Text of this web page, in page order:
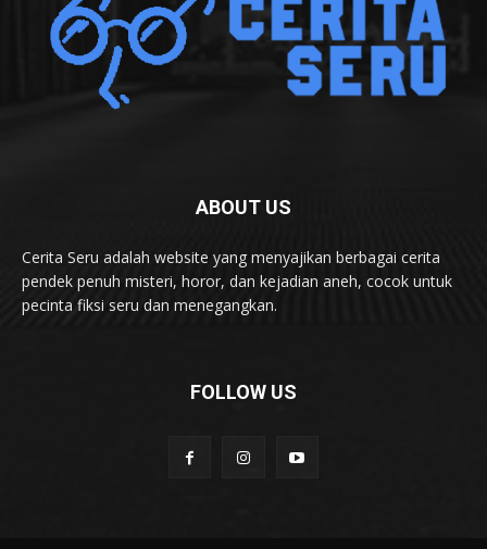
ABOUT US
Cerita Seru adalah website yang menyajikan berbagai cerita
pendek penuh misteri, horor, dan kejadian aneh, cocok untuk
pecinta fiksi seru dan menegangkan.
FOLLOW US